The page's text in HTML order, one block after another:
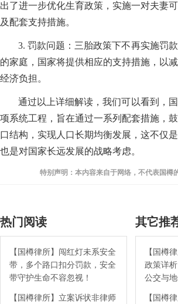
出了进一步优化生育政策，实施一对夫妻
及配套支持措施。
3. 罚款问题：三胎政策下不再实施罚
的家庭，国家将提供相应的支持措施，以
经济负担。
通过以上详细解读，我们可以看到，
项系统工程，旨在通过一系列配套措施，
口结构，实现人口长期均衡发展，这不仅
也是对国家长远发展的战略考虑。
特别声明：本内容来自于网络，不代表国樽
热门阅读
【国樽律所】闯红灯未系安全
带，多个路口扣分罚款，安全
带守护生命不容忽视！
【国樽律所】立案诉状非律师
其它推
【国樽
政策详
公交与
【国樽